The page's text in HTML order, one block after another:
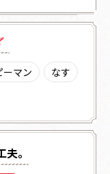
ーマン
なす
。